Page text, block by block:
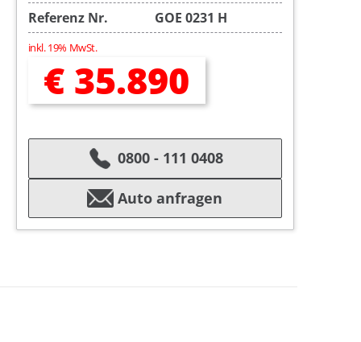
Referenz Nr.
GOE 0231 H
inkl. 19% MwSt.
€ 35.890
0800 - 111 0408
Auto anfragen